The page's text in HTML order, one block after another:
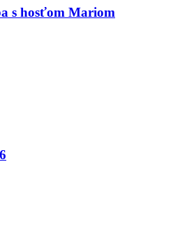
s hosťom Mariom